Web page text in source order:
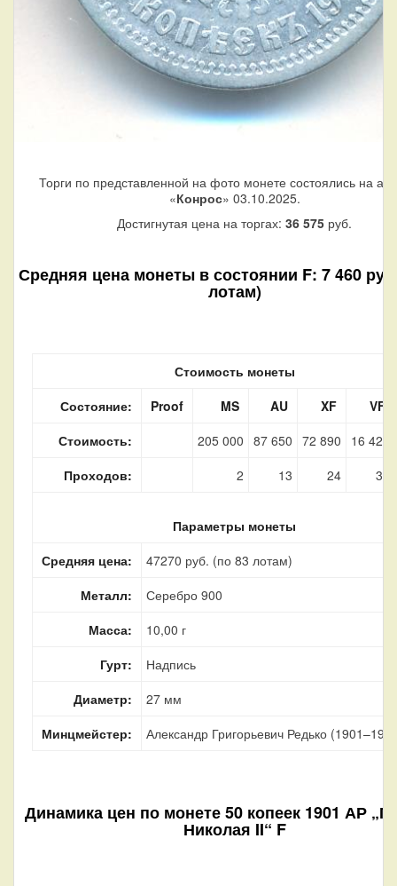
Торги по представленной на фото монете состоялись на
«Конрос» 03.10.2025.
Достигнутая цена на торгах: 36 575 руб.
Средняя цена монеты в состоянии F: 7 460
лотам)
Стоимость монеты
Состояние:
Proof MS AU XF
VF
Стоимость:
205 000 87 650 72 890
16 420
Проходов:
2 13 24 33
Параметры монеты
Средняя цена:
47270 руб. (по 83 лотам)
Металл:
Серебро 900
Масса:
10,00 г
Гурт:
Надпись
Диаметр:
27 мм
Минцмейстер:
Александр Григорьевич Редько
Динамика цен по монете50 копеек 1901 АР
Николая II“ F